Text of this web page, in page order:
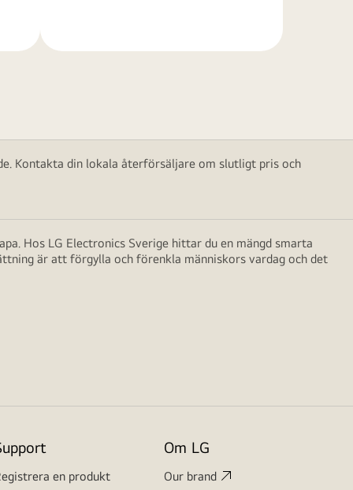
Kontakta din lokala återförsäljare om slutligt pris och
Hos LG Electronics Sverige hittar du en mängd smarta
är att förgylla och förenkla människors vardag och det
en produkt
Om LG
Our brand